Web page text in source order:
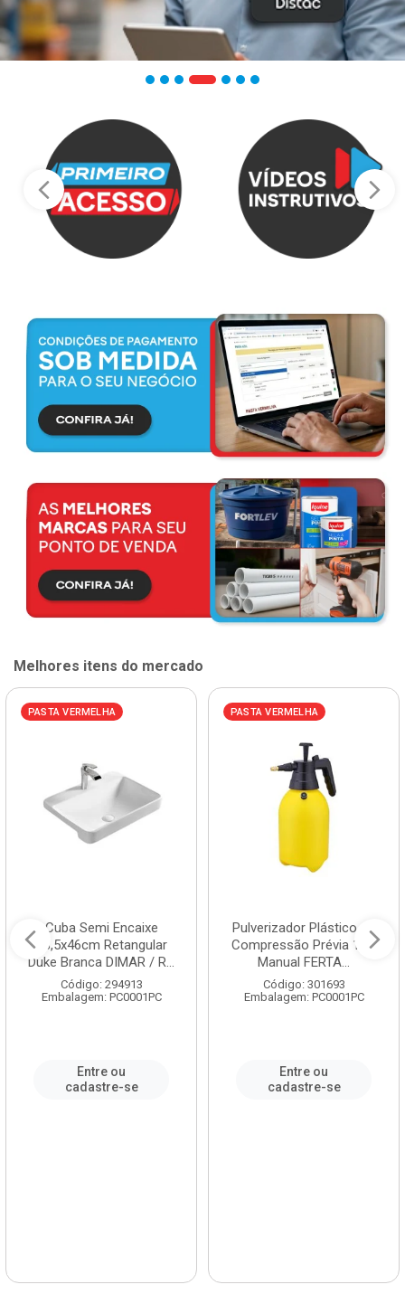
Melhores itens do mercado
PASTA VERMELHA
Cuba Semi Encaixe
58,5x46cm Retangular
Duke Branca DIMAR / R...
Código: 294913
Embalagem: PC0001PC
Entre ou
cadastre-se
PASTA VERMELHA
Pulverizador Plástico de
Compressão Prévia 1,5L
Manual FERTA...
Código: 301693
Embalagem: PC0001PC
Entre ou
cadastre-se